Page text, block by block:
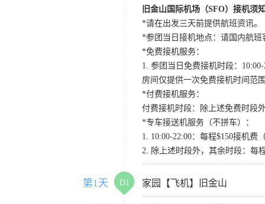
旧金山国际机场（SFO）接机须
*请在出发三天前提供航班资讯。
*参团当日接机地点：请国内航班
*免费接机服务：
1. 参团当日免费接机时段：
房间仅提供一次免费接机时间范
*付费接机服务：
付费接机时段：除上述免费时段
*专车接送机服务（不拼车）：
1. 10:00-22:00：每程$150接机
2. 除上述时段外，其余时段：每
第1天 D1 家园【飞机】旧金山